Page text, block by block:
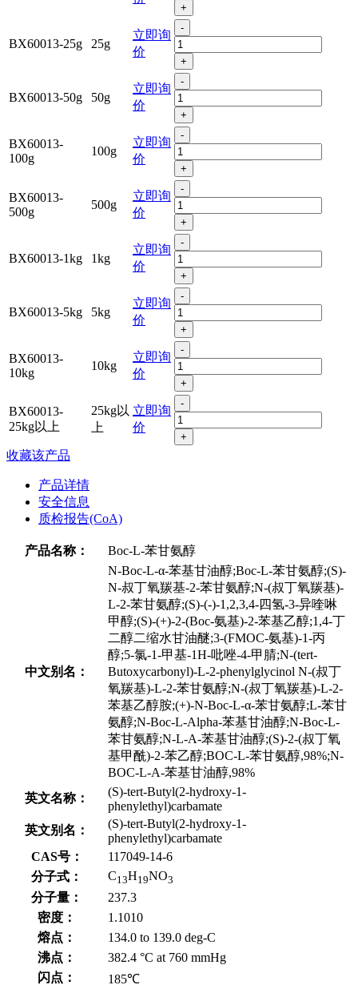
+
BX60013-25g 25g
立即询
价
-
+
BX60013-50g 50g
立即询
价
-
+
BX60013-
100g
100g
立即询
价
-
+
BX60013-
500g
500g
立即询
价
-
+
BX60013-1kg 1kg
立即询
价
-
+
BX60013-5kg 5kg
立即询
价
-
+
BX60013-
10kg
10kg
立即询
价
-
+
BX60013-
25kg以上
25kg以
上
立即询
价
-
+
收藏该产品
产品详情
安全信息
质检报告(CoA)
产品名称： Boc-L-苯甘氨醇
中文别名：
N-Boc-L-α-苯基甘油醇;Boc-L-苯甘氨醇;(S)-
N-叔丁氧羰基-2-苯甘氨醇;N-(叔丁氧羰基)-
L-2-苯甘氨醇;(S)-(-)-1,2,3,4-四氢-3-异喹啉
甲醇;(S)-(+)-2-(Boc-氨基)-2-苯基乙醇;1,4-丁
二醇二缩水甘油醚;3-(FMOC-氨基)-1-丙
醇;5-氯-1-甲基-1H-吡唑-4-甲腈;N-(tert-
Butoxycarbonyl)-L-2-phenylglycinol N-(叔丁
氧羰基)-L-2-苯甘氨醇;N-(叔丁氧羰基)-L-2-
苯基乙醇胺;(+)-N-Boc-L-α-苯甘氨醇;L-苯甘
氨醇;N-Boc-L-Alpha-苯基甘油醇;N-Boc-L-
苯甘氨醇;N-L-Α-苯基甘油醇;(S)-2-(叔丁氧
基甲酰)-2-苯乙醇;BOC-L-苯甘氨醇,98%;N-
BOC-L-Α-苯基甘油醇,98%
英文名称：
(S)-tert-Butyl(2-hydroxy-1-
phenylethyl)carbamate
英文别名：
(S)-tert-Butyl(2-hydroxy-1-
phenylethyl)carbamate
CAS号：
117049-14-6
分子式：
C13H19NO3
分子量：
237.3
密度：
1.1010
熔点：
134.0 to 139.0 deg-C
沸点：
382.4 °C at 760 mmHg
闪点：
185℃